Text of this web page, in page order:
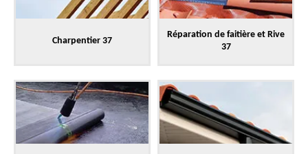
Charpentier 37
Réparation de faitière et Rive
37